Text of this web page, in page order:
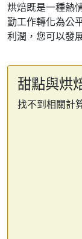
烘焙既是一種熱
勤工作轉化為公
利潤，您可以發
甜點與烘
找不到相關計